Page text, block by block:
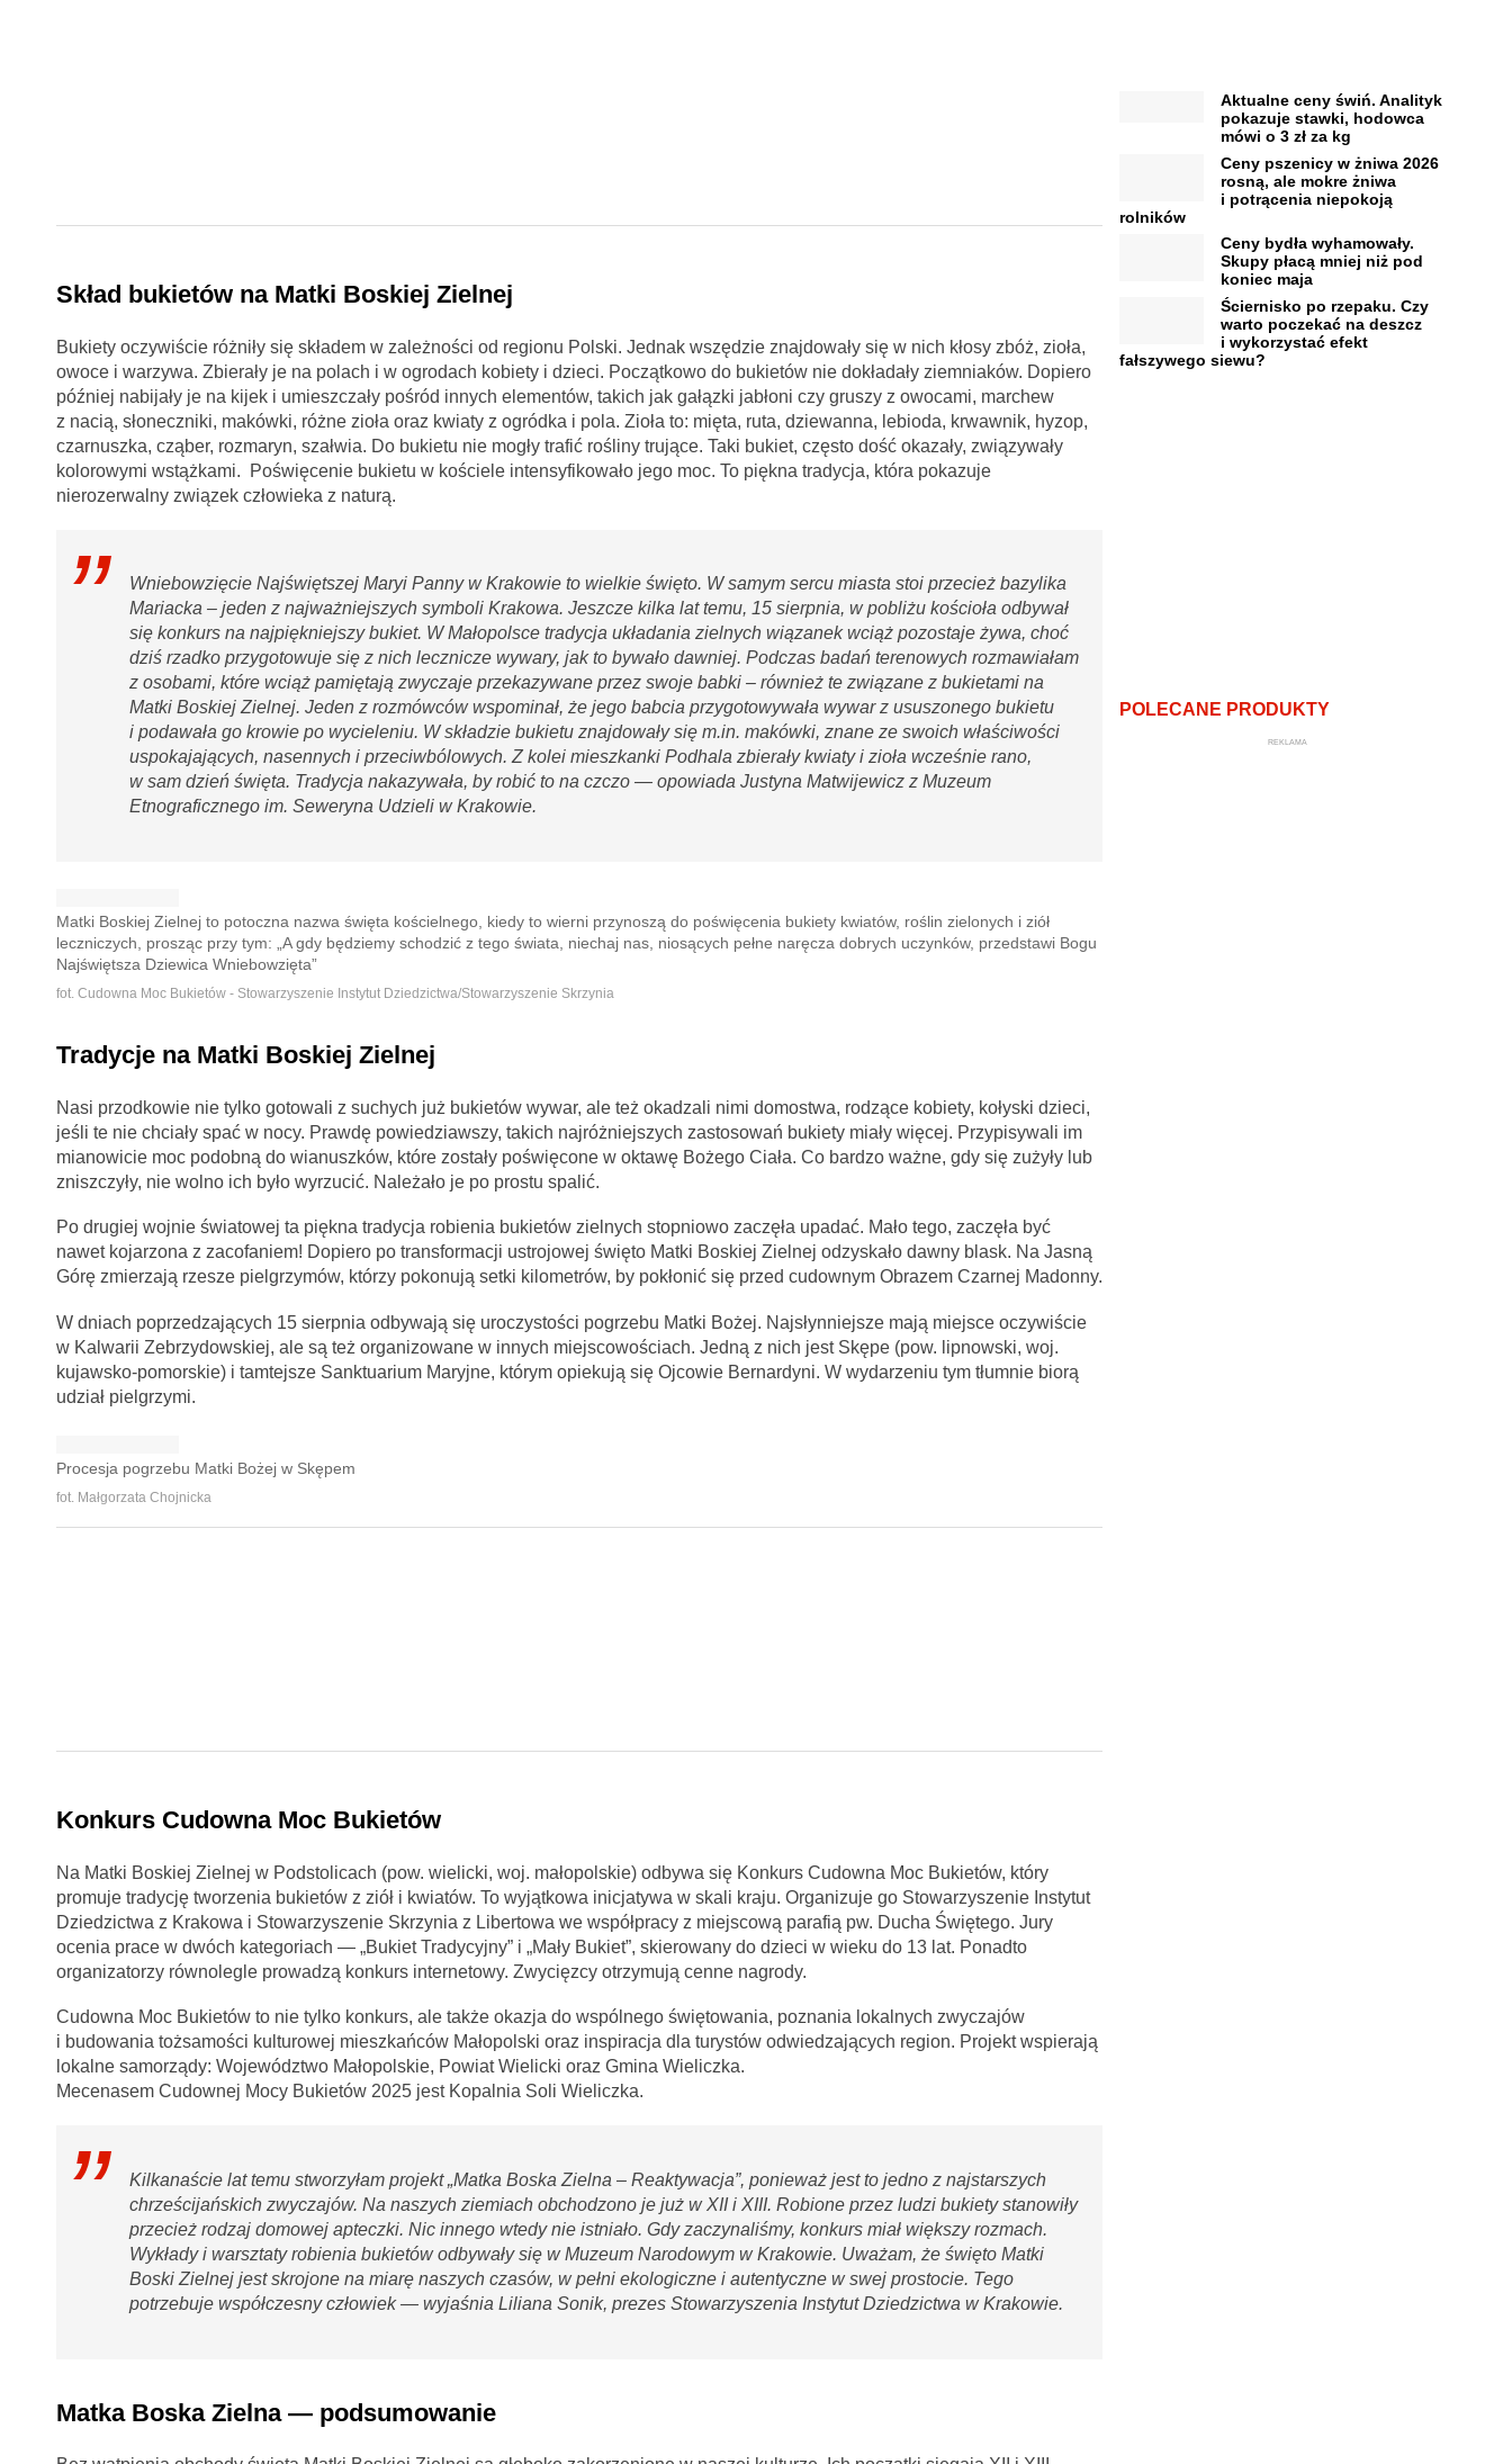
Skład bukietów na Matki Boskiej Zielnej
Bukiety oczywiście różniły się składem w zależności od regionu Polski. Jednak wszędzie znajdowały się w nich kłosy zbóż, zioła,
owoce i warzywa. Zbierały je na polach i w ogrodach kobiety i dzieci. Początkowo do bukietów nie dokładały ziemniaków. Dopiero
później nabijały je na kijek i umieszczały pośród innych elementów, takich jak gałązki jabłoni czy gruszy z owocami, marchew
z nacią, słoneczniki, makówki, różne zioła oraz kwiaty z ogródka i pola. Zioła to: mięta, ruta, dziewanna, lebioda, krwawnik, hyzop,
czarnuszka, cząber, rozmaryn, szałwia. Do bukietu nie mogły trafić rośliny trujące. Taki bukiet, często dość okazały, związywały
kolorowymi wstążkami. Poświęcenie bukietu w kościele intensyfikowało jego moc. To piękna tradycja, która pokazuje
nierozerwalny związek człowieka z naturą.
Wniebowzięcie Najświętszej Maryi Panny w Krakowie to wielkie święto. W samym sercu miasta stoi przecież bazylika
Mariacka – jeden z najważniejszych symboli Krakowa. Jeszcze kilka lat temu, 15 sierpnia, w pobliżu kościoła odbywał
się konkurs na najpiękniejszy bukiet. W Małopolsce tradycja układania zielnych wiązanek wciąż pozostaje żywa, choć
dziś rzadko przygotowuje się z nich lecznicze wywary, jak to bywało dawniej. Podczas badań terenowych rozmawiałam
z osobami, które wciąż pamiętają zwyczaje przekazywane przez swoje babki – również te związane z bukietami na
Matki Boskiej Zielnej. Jeden z rozmówców wspominał, że jego babcia przygotowywała wywar z ususzonego bukietu
i podawała go krowie po wycieleniu. W składzie bukietu znajdowały się m.in. makówki, znane ze swoich właściwości
uspokajających, nasennych i przeciwbólowych. Z kolei mieszkanki Podhala zbierały kwiaty i zioła wcześnie rano,
w sam dzień święta. Tradycja nakazywała, by robić to na czczo — opowiada Justyna Matwijewicz z Muzeum
Etnograficznego im. Seweryna Udzieli w Krakowie.
Matki Boskiej Zielnej to potoczna nazwa święta kościelnego, kiedy to wierni przynoszą do poświęcenia bukiety kwiatów, roślin zielonych i ziół
leczniczych, prosząc przy tym: „A gdy będziemy schodzić z tego świata, niechaj nas, niosących pełne naręcza dobrych uczynków, przedstawi Bogu
Najświętsza Dziewica Wniebowzięta”
fot. Cudowna Moc Bukietów - Stowarzyszenie Instytut Dziedzictwa/Stowarzyszenie Skrzynia
Tradycje na Matki Boskiej Zielnej
Nasi przodkowie nie tylko gotowali z suchych już bukietów wywar, ale też okadzali nimi domostwa, rodzące kobiety, kołyski dzieci,
jeśli te nie chciały spać w nocy. Prawdę powiedziawszy, takich najróżniejszych zastosowań bukiety miały więcej. Przypisywali im
mianowicie moc podobną do wianuszków, które zostały poświęcone w oktawę Bożego Ciała. Co bardzo ważne, gdy się zużyły lub
zniszczyły, nie wolno ich było wyrzucić. Należało je po prostu spalić.
Po drugiej wojnie światowej ta piękna tradycja robienia bukietów zielnych stopniowo zaczęła upadać. Mało tego, zaczęła być
nawet kojarzona z zacofaniem! Dopiero po transformacji ustrojowej święto Matki Boskiej Zielnej odzyskało dawny blask. Na Jasną
Górę zmierzają rzesze pielgrzymów, którzy pokonują setki kilometrów, by pokłonić się przed cudownym Obrazem Czarnej Madonny.
W dniach poprzedzających 15 sierpnia odbywają się uroczystości pogrzebu Matki Bożej. Najsłynniejsze mają miejsce oczywiście
w Kalwarii Zebrzydowskiej, ale są też organizowane w innych miejscowościach. Jedną z nich jest Skępe (pow. lipnowski, woj.
kujawsko-pomorskie) i tamtejsze Sanktuarium Maryjne, którym opiekują się Ojcowie Bernardyni. W wydarzeniu tym tłumnie biorą
udział pielgrzymi.
Procesja pogrzebu Matki Bożej w Skępem
fot. Małgorzata Chojnicka
Konkurs Cudowna Moc Bukietów
Na Matki Boskiej Zielnej w Podstolicach (pow. wielicki, woj. małopolskie) odbywa się Konkurs Cudowna Moc Bukietów, który
promuje tradycję tworzenia bukietów z ziół i kwiatów. To wyjątkowa inicjatywa w skali kraju. Organizuje go Stowarzyszenie Instytut
Dziedzictwa z Krakowa i Stowarzyszenie Skrzynia z Libertowa we współpracy z miejscową parafią pw. Ducha Świętego. Jury
ocenia prace w dwóch kategoriach — „Bukiet Tradycyjny” i „Mały Bukiet”, skierowany do dzieci w wieku do 13 lat. Ponadto
organizatorzy równolegle prowadzą konkurs internetowy. Zwycięzcy otrzymują cenne nagrody.
Cudowna Moc Bukietów to nie tylko konkurs, ale także okazja do wspólnego świętowania, poznania lokalnych zwyczajów
i budowania tożsamości kulturowej mieszkańców Małopolski oraz inspiracja dla turystów odwiedzających region. Projekt wspierają
lokalne samorządy: Województwo Małopolskie, Powiat Wielicki oraz Gmina Wieliczka.
Mecenasem Cudownej Mocy Bukietów 2025 jest Kopalnia Soli Wieliczka.
Kilkanaście lat temu stworzyłam projekt „Matka Boska Zielna – Reaktywacja”, ponieważ jest to jedno z najstarszych
chrześcijańskich zwyczajów. Na naszych ziemiach obchodzono je już w XII i XIII. Robione przez ludzi bukiety stanowiły
przecież rodzaj domowej apteczki. Nic innego wtedy nie istniało. Gdy zaczynaliśmy, konkurs miał większy rozmach.
Wykłady i warsztaty robienia bukietów odbywały się w Muzeum Narodowym w Krakowie. Uważam, że święto Matki
Boski Zielnej jest skrojone na miarę naszych czasów, w pełni ekologiczne i autentyczne w swej prostocie. Tego
potrzebuje współczesny człowiek — wyjaśnia Liliana Sonik, prezes Stowarzyszenia Instytut Dziedzictwa w Krakowie.
Matka Boska Zielna — podsumowanie
Aktualne ceny świń. Analityk
pokazuje stawki, hodowca
mówi o 3 zł za kg
Ceny pszenicy w żniwa 2026
rosną, ale mokre żniwa
i potrącenia niepokoją
rolników
Ceny bydła wyhamowały.
Skupy płacą mniej niż pod
koniec maja
Ściernisko po rzepaku. Czy
warto poczekać na deszcz
i wykorzystać efekt
fałszywego siewu?
POLECANE PRODUKTY
REKLAMA